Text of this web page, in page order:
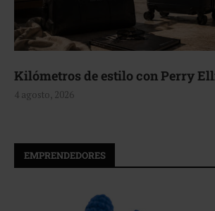
Aerie, texturas que fluyen
4 agosto, 2026
EMPRENDEDORES